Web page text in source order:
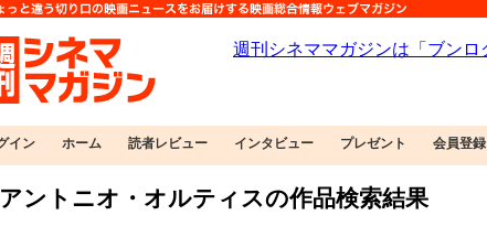
イン ホーム 読者レビュー インタビュー プレゼント 会員登録
アントニオ・オルティスの作品検索結果